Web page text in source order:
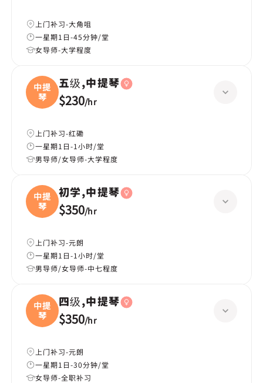
上门补习-大角咀
一星期1日-45分钟/堂
女导师-大学程度
中提
琴
五级,中提琴
$230/hr
上门补习-红磡
一星期1日-1小时/堂
男导师/女导师-大学程度
中提
琴
初学,中提琴
$350/hr
上门补习-元朗
一星期1日-1小时/堂
男导师/女导师-中七程度
中提
琴
四级,中提琴
$350/hr
上门补习-元朗
一星期1日-30分钟/堂
女导师-全职补习